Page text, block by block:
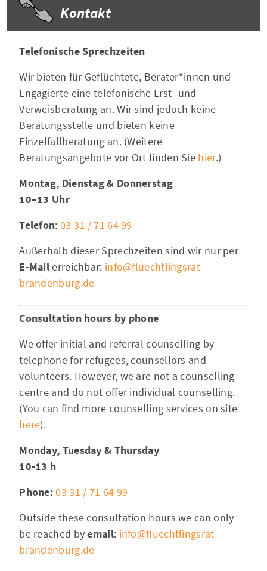
Kontakt
Telefonische Sprechzeiten
Wir bieten für Geflüchtete, Berater*innen und
Engagierte eine telefonische Erst- und
Verweisberatung an. Wir sind jedoch keine
Beratungsstelle und bieten keine
Einzelfallberatung an. (Weitere
Beratungsangebote vor Ort finden Sie hier.)
Montag, Dienstag & Donnerstag
10–13 Uhr
Telefon: 03 31 / 71 64 99
Außerhalb dieser Sprechzeiten sind wir nur per
E-Mailerreichbar: info@fluechtlingsrat-
brandenburg.de
Consultation hours by phone
We offer initial and referral counselling by
telephone for refugees, counsellors and
volunteers. However, we are not a counselling
centre and do not offer individual counselling.
(You can find more counselling services on site
here).
Monday, Tuesday & Thursday
10-13 h
Phone:03 31 / 71 64 99
Outside these consultation hours we can only
be reached byemail: info@fluechtlingsrat-
brandenburg.de